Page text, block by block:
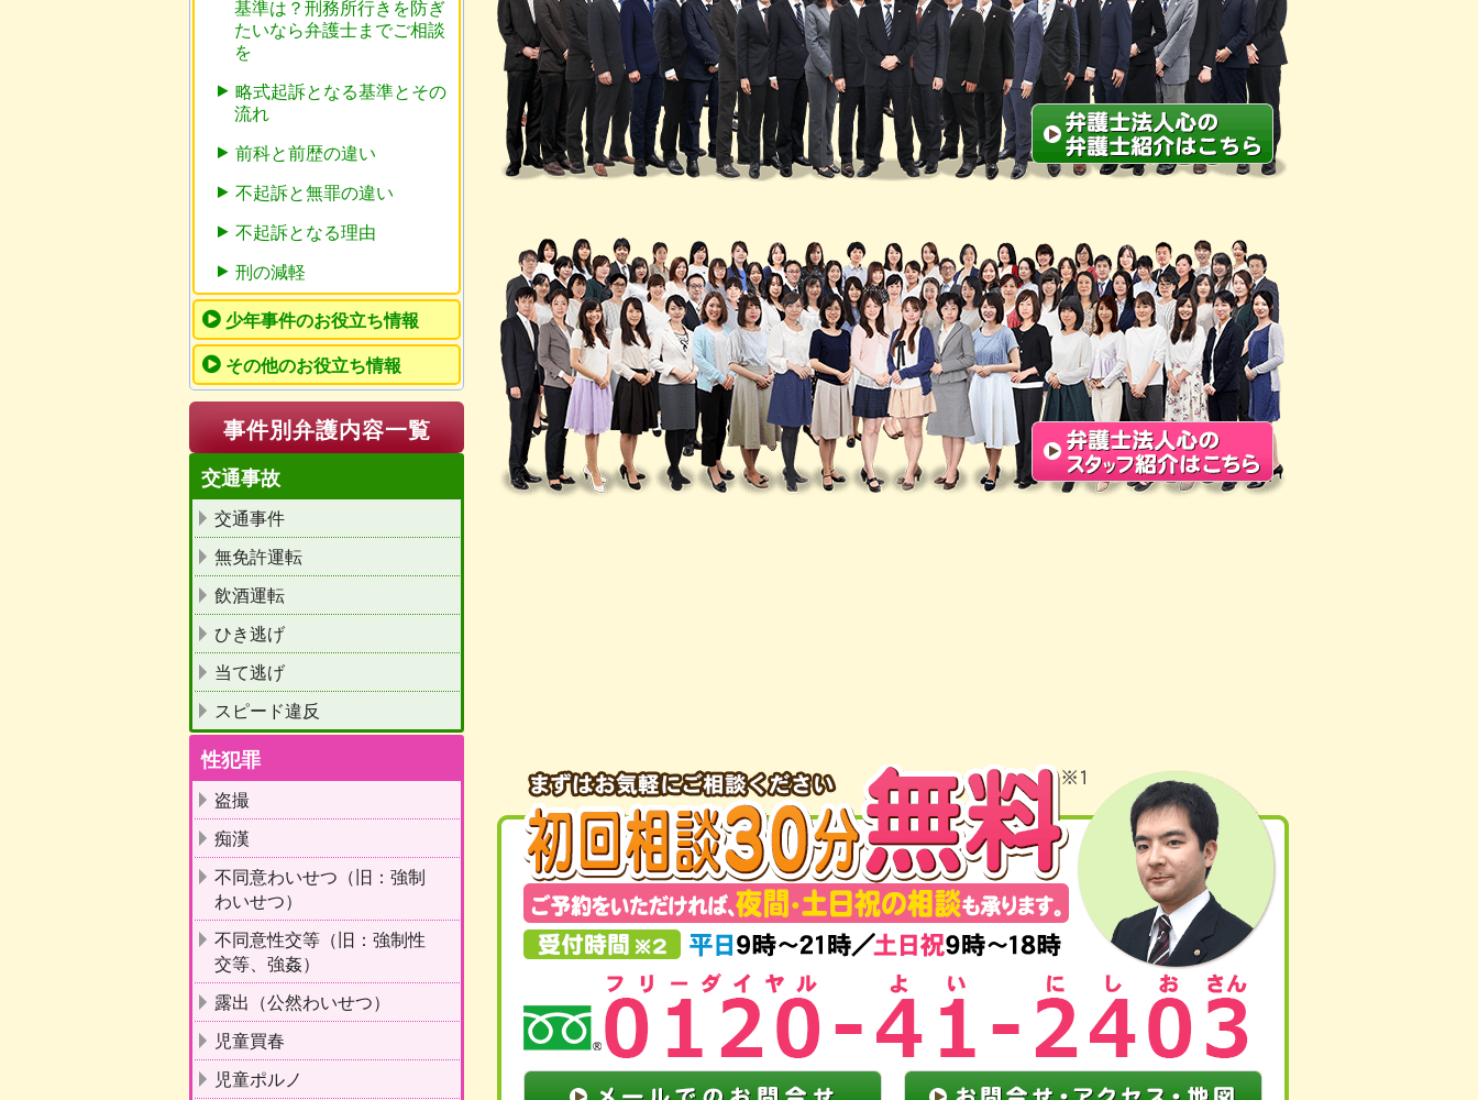
基準は？刑務所行きを防ぎ
たいなら弁護士までご相談
を
略式起訴となる基準とその
流れ
前科と前歴の違い
不起訴と無罪の違い
不起訴となる理由
刑の減軽
少年事件のお役立ち情報
その他のお役立ち情報
事件別弁護内容一覧
交通事故
交通事件
無免許運転
飲酒運転
ひき逃げ
当て逃げ
スピード違反
性犯罪
盗撮
痴漢
不同意わいせつ（旧：強制
わいせつ）
不同意性交等（旧：強制性
交等、強姦）
露出（公然わいせつ）
児童買春
児童ポルノ